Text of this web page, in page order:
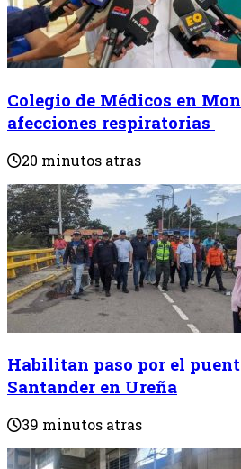
Colegio de Médicos en
afecciones respiratorias
20 minutos atras
Habilitan paso por el
Santander en Ureña
39 minutos atras